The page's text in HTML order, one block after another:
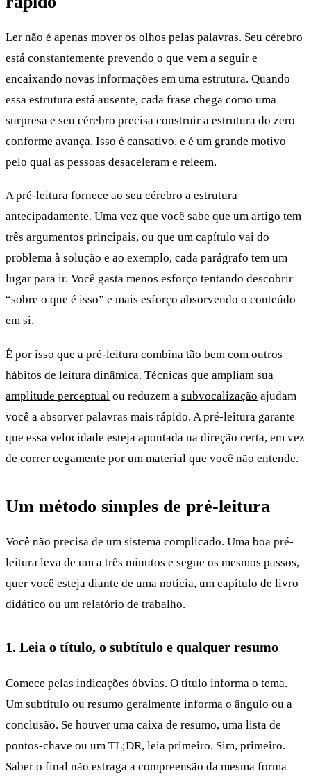
Ler não é apenas mover os olhos pelas palavras. Seu cérebro
está constantemente prevendo o que vem a seguir e
encaixando novas informações em uma estrutura. Quando
essa estrutura está ausente, cada frase chega como uma
surpresa e seu cérebro precisa construir a estrutura do zero
conforme avança. Isso é cansativo, e é um grande motivo
pelo qual as pessoas desaceleram e releem.
A pré-leitura fornece ao seu cérebro a estrutura
antecipadamente. Uma vez que você sabe que um artigo tem
três argumentos principais, ou que um capítulo vai do
problema à solução e ao exemplo, cada parágrafo tem um
lugar para ir. Você gasta menos esforço tentando descobrir
“sobre o que é isso” e mais esforço absorvendo o conteúdo
em si.
É por isso que a pré-leitura combina tão bem com outros
hábitos de leitura dinâmica. Técnicas que ampliam sua
amplitude perceptual ou reduzem a subvocalização ajudam
você a absorver palavras mais rápido. A pré-leitura garante
que essa velocidade esteja apontada na direção certa, em vez
de correr cegamente por um material que você não entende.
Um método simples de pré-leitura
Você não precisa de um sistema complicado. Uma boa pré-
leitura leva de um a três minutos e segue os mesmos passos,
quer você esteja diante de uma notícia, um capítulo de livro
didático ou um relatório de trabalho.
1. Leia o título, o subtítulo e qualquer resumo
Comece pelas indicações óbvias. O título informa o tema.
Um subtítulo ou resumo geralmente informa o ângulo ou a
conclusão. Se houver uma caixa de resumo, uma lista de
pontos-chave ou um TL;DR, leia primeiro. Sim, primeiro.
Saber o final não estraga a compreensão da mesma forma